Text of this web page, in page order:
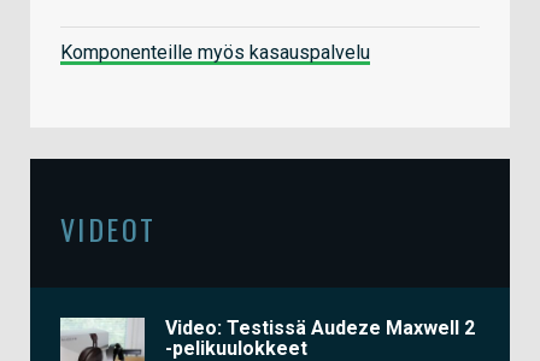
Komponenteille myös kasauspalvelu
VIDEOT
Video: Testissä Audeze Maxwell 2
-pelikuulokkeet